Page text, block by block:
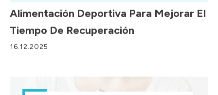
Alimentación Deportiva Para Mejorar El
Tiempo De Recuperación
16.12.2025